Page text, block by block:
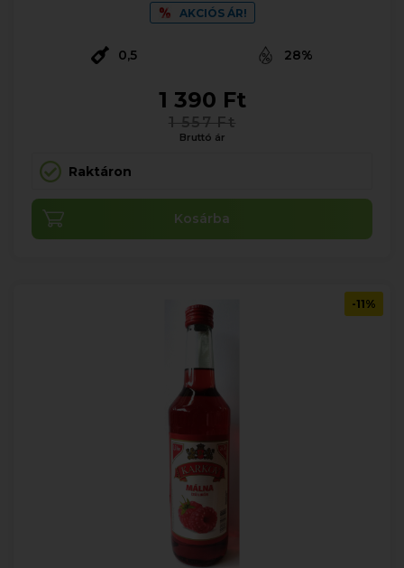
AKCIÓS ÁR!
0,5 28%
1 390 Ft
1 557 Ft
Bruttó ár
Raktáron
Kosárba
-11%